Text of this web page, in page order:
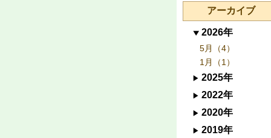
アーカイブ
2026年
5月（4）
1月（1）
2025年
2022年
2020年
2019年